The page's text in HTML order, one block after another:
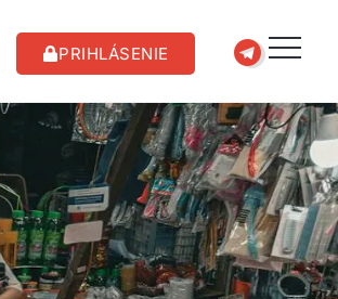
PRIHLÁSENIE